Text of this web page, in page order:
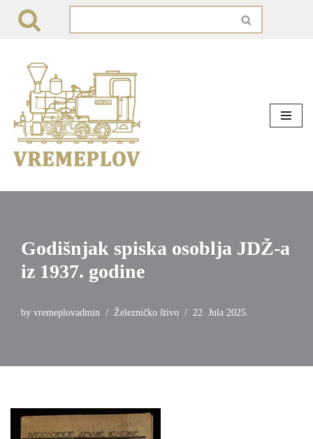
content
Godišnjak spiska osoblja JDŽ-a
iz 1937. godine
by vremeplovadmin Železničko štivo 22. Jula 2025.